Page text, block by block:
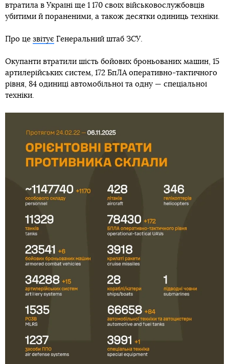
втратила в Україні ще 1 170 своїх військовослужбовців
убитими й пораненими, а також десятки одиниць техніки.
Про це звітує Генеральний штаб ЗСУ.
Окупанти втратили шість бойових броньованих машин, 15
артилерійських систем, 172 БпЛА оперативно-тактичного
рівня, 84 одиниці автомобільної та одну — спеціальної
техніки.